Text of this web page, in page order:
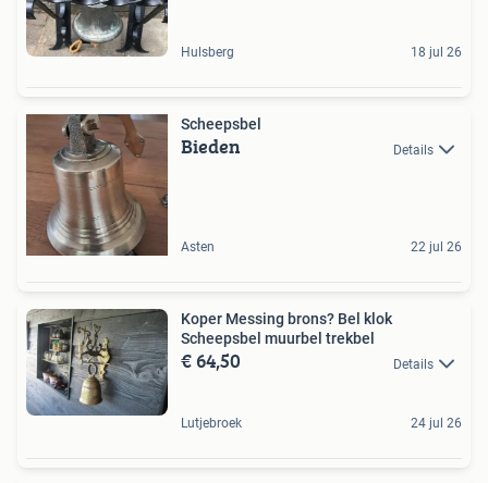
Hulsberg 18 jul 26
Scheepsbel
Bieden Details
Asten 22 jul 26
Koper Messing brons? Bel klok
Scheepsbel muurbel trekbel
€ 64,50 Details
Lutjebroek 24 jul 26